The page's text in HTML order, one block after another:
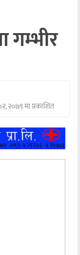
गम्भीर
२०७९ मा प्रकाशित